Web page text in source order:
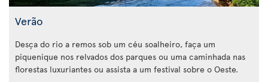
Verão
Desça do rio a remos sob um céu soalheiro, faça um
piquenique nos relvados dos parques ou uma caminhada nas
florestas luxuriantes ou assista a um festival sobre o Oeste.